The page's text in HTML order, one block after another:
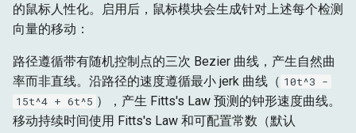
的鼠标人性化。启用后，鼠标模块会生成针对上述每个检测
向量的移动：
路径遵循带有随机控制点的三次 Bezier 曲线，产生自然曲
率而非直线。沿路径的速度遵循最小 jerk 曲线（ 10t^3 -
15t^4 + 6t^5 ），产生 Fitts's Law 预测的钟形速度曲线。
移动持续时间使用 Fitts's Law 和可配置常数（默认